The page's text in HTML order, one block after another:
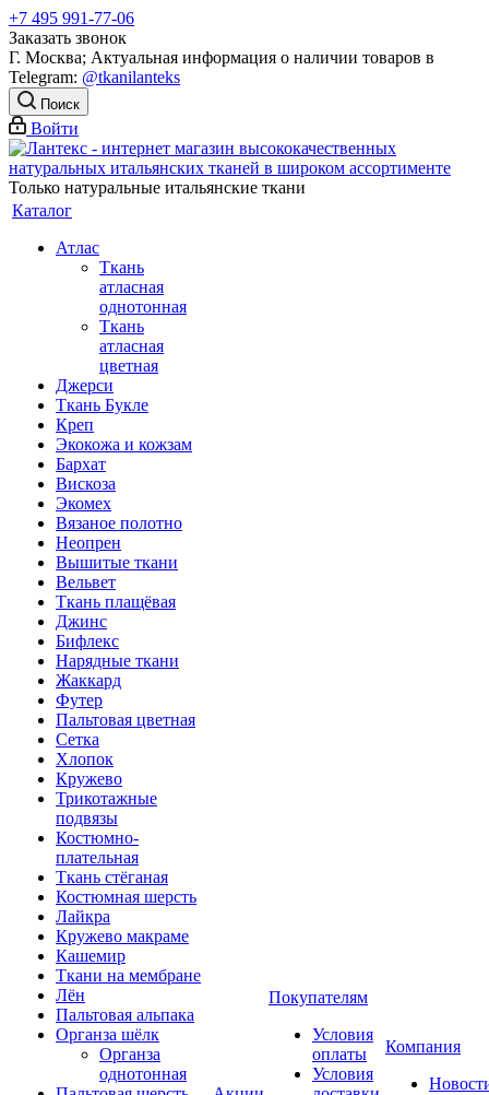
+7 495 991-77-06
Заказать звонок
Г. Москва; Актуальная информация о наличии товаров в
Telegram: @tkanilanteks
Поиск
Войти
Только натуральные итальянские ткани
Каталог
Атлас
Ткань
атласная
однотонная
Ткань
атласная
цветная
Джерси
Ткань Букле
Креп
Экокожа и кожзам
Бархат
Вискоза
Экомех
Вязаное полотно
Неопрен
Вышитые ткани
Вельвет
Ткань плащёвая
Джинс
Бифлекс
Нарядные ткани
Жаккард
Футер
Пальтовая цветная
Сетка
Хлопок
Кружево
Трикотажные
подвязы
Костюмно-
плательная
Ткань стёганая
Костюмная шерсть
Лайкра
Кружево макраме
Кашемир
Ткани на мембране
Лён
Пальтовая альпака
Органза шёлк
Органза
однотонная
Покупателям
Условия
оплаты
Условия
Компания